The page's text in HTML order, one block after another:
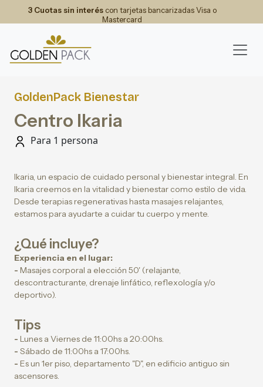
3 Cuotas sin interéscon tarjetas bancarizadas Visa o
Mastercard
GoldenPack Bienestar
Centro Ikaria
Para 1 persona
Ikaria, un espacio de cuidado personal y bienestar integral. En
Ikaria creemos en la vitalidad y bienestar como estilo de vida.
Desde terapias regenerativas hasta masajes relajantes,
estamos para ayudarte a cuidar tu cuerpo y mente.
¿Qué incluye?
Experiencia en el lugar:
- Masajes corporal a elección 50' (relajante,
descontracturante, drenaje linfático, reflexología y/o
deportivo).
Tips
- Lunes a Viernes de 11:00hs a 20:00hs.
- Sábado de 11:00hs a 17:00hs.
- Es un 1er piso, departamento "D", en edificio antiguo sin
ascensores.